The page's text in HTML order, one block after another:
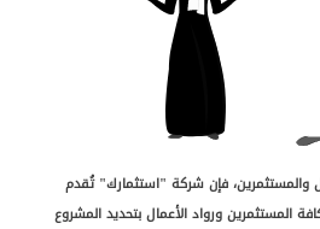
والمستثمرين، فإن شركة "استثمارك" تُقدم
المستثمرين ورواد الأعمال بتحديد المشروع